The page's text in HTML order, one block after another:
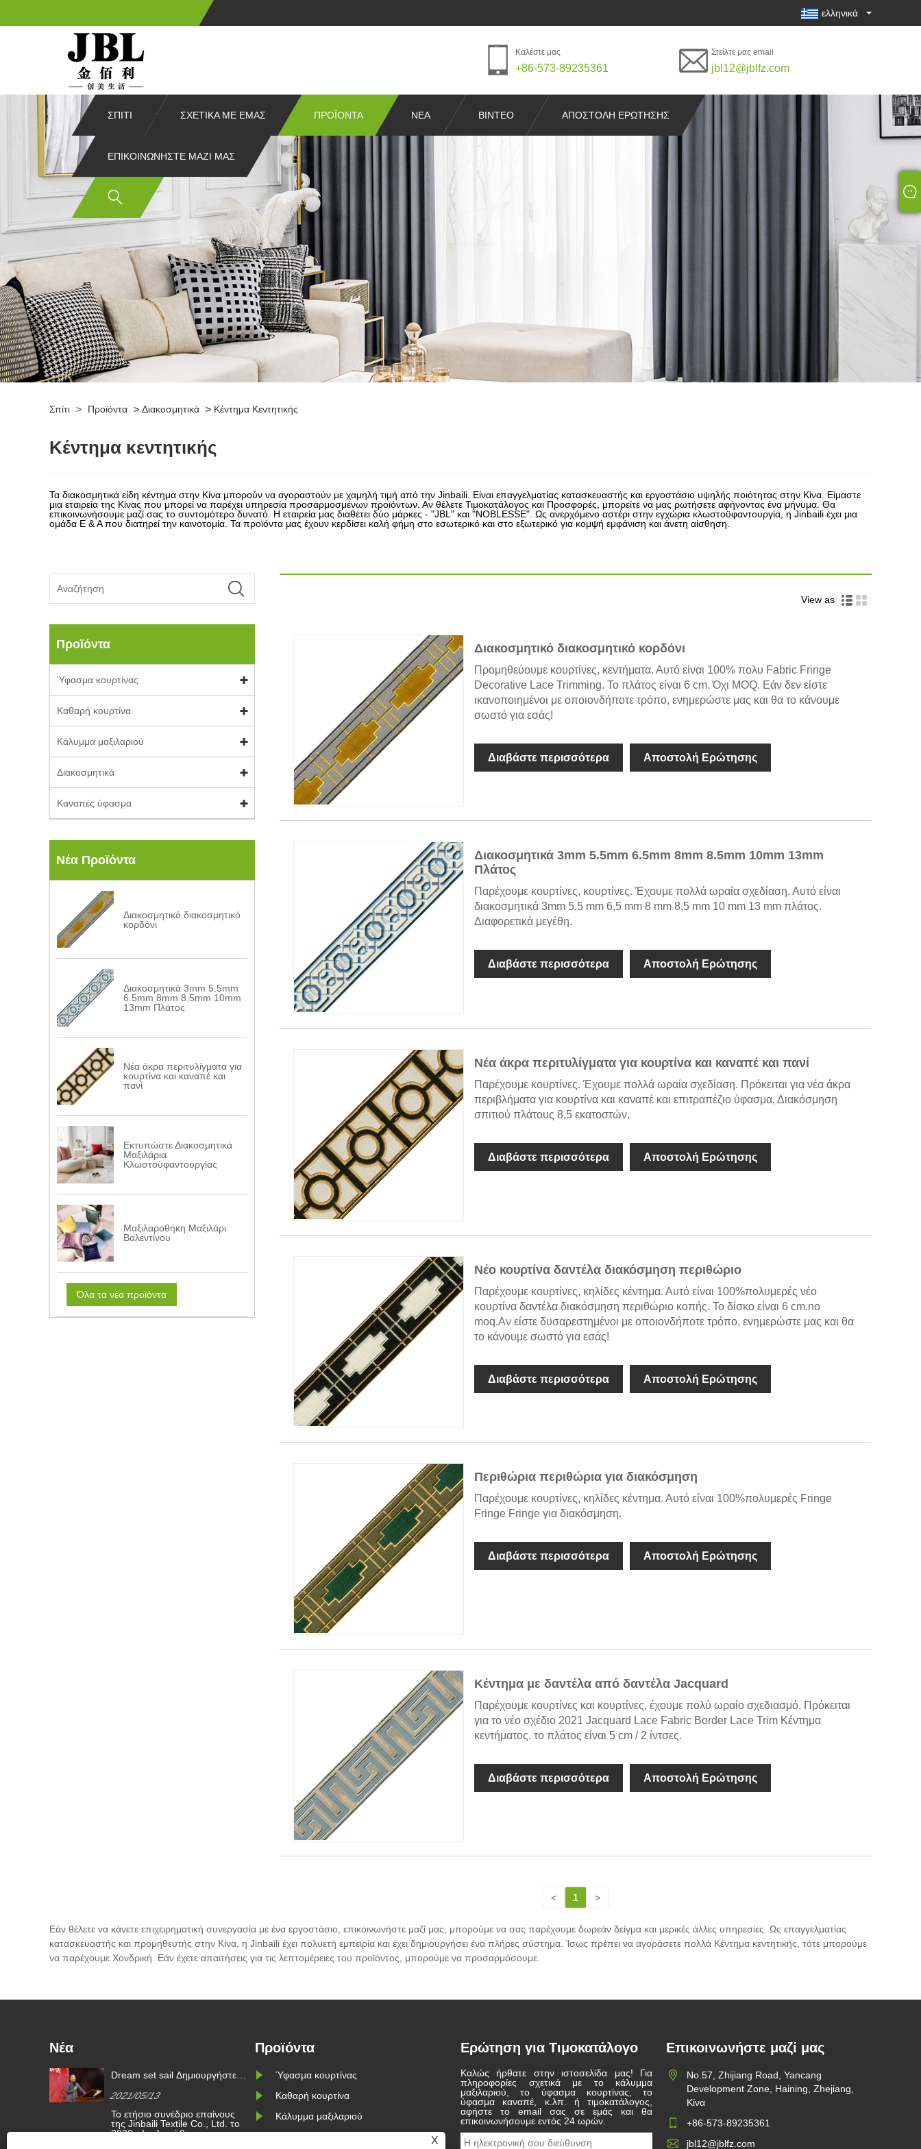
ελληνικά
Καλέστε μας
+86-573-89235361
Στείλτε μας email
jbl12@jblfz.com
ΣΠΊΤΙ ΣΧΕΤΙΚΆ ΜΕ ΕΜΆΣ ΠΡΟΪΌΝΤΑ ΝΈΑ ΒΊΝΤΕΟ ΑΠΟΣΤΟΛΉ ΕΡΏΤΗΣΗΣ
ΕΠΙΚΟΙΝΩΝΉΣΤΕ ΜΑΖΊ ΜΑΣ
Σπίτι > Προϊόντα > Διακοσμητικά > Κέντημα Κεντητικής
Κέντημα κεντητικής
Τα διακοσμητικά είδη κέντημα στην Κίνα μπορούν να αγοραστούν με χαμηλή τιμή από την Jinbaili. Είναι επαγγελματίας κατασκευαστής και εργοστάσιο υψηλής ποιότητας στην Κίνα. Είμαστε
μια εταιρεία της Κίνας που μπορεί να παρέχει υπηρεσία προσαρμοσμένων προϊόντων. Αν θέλετε Τιμοκατάλογος και Προσφορές, μπορείτε να μας ρωτήσετε αφήνοντας ένα μήνυμα. Θα
επικοινωνήσουμε μαζί σας το συντομότερο δυνατό. Η εταιρεία μας διαθέτει δύο μάρκες - "JBL" και "NOBLESSE". Ως ανερχόμενο αστέρι στην εγχώρια κλωστοϋφαντουργία, η Jinbaili έχει μια
ομάδα Ε & Α που διατηρεί την καινοτομία. Τα προϊόντα μας έχουν κερδίσει καλή φήμη στο εσωτερικό και στο εξωτερικό για κομψή εμφάνιση και άνετη αίσθηση.
Προϊόντα
Ύφασμα κουρτίνας
Καθαρή κουρτίνα
Κάλυμμα μαξιλαριού
Διακοσμητικά
Καναπές ύφασμα
Νέα Προϊόντα
Διακοσμητικό διακοσμητικό
κορδόνι
Διακοσμητικά 3mm 5.5mm
6.5mm 8mm 8.5mm 10mm
13mm Πλάτος
Νέα άκρα περιτυλίγματα για
κουρτίνα και καναπέ και
πανί
Εκτυπώστε Διακοσμητικά
Μαξιλάρια
Κλωστοϋφαντουργίας
Μαξιλαροθήκη Μαξιλάρι
Βαλεντίνου
Όλα τα νέα προϊόντα
View as
Διακοσμητικό διακοσμητικό κορδόνι
Προμηθεύουμε κουρτίνες, κεντήματα. Αυτό είναι 100% πολυ Fabric Fringe
Decorative Lace Trimming. Το πλάτος είναι 6 cm. Όχι MOQ. Εάν δεν είστε
ικανοποιημένοι με οποιονδήποτε τρόπο, ενημερώστε μας και θα το κάνουμε
σωστό για εσάς!
Διαβάστε περισσότερα Αποστολή Ερώτησης
Διακοσμητικά 3mm 5.5mm 6.5mm 8mm 8.5mm 10mm 13mm
Πλάτος
Παρέχουμε κουρτίνες, κουρτίνες. Έχουμε πολλά ωραία σχεδίαση. Αυτό είναι
διακοσμητικά 3mm 5,5 mm 6,5 mm 8 mm 8,5 mm 10 mm 13 mm πλάτος.
Διαφορετικά μεγέθη.
Διαβάστε περισσότερα Αποστολή Ερώτησης
Νέα άκρα περιτυλίγματα για κουρτίνα και καναπέ και πανί
Παρέχουμε κουρτίνες. Έχουμε πολλά ωραία σχεδίαση. Πρόκειται για νέα άκρα
περιβλήματα για κουρτίνα και καναπέ και επιτραπέζιο ύφασμα, Διακόσμηση
σπιτιού πλάτους 8,5 εκατοστών.
Διαβάστε περισσότερα Αποστολή Ερώτησης
Νέο κουρτίνα δαντέλα διακόσμηση περιθώριο
Παρέχουμε κουρτίνες, κηλίδες κέντημα. Αυτό είναι 100%πολυμερές νέο
κουρτίνα δαντέλα διακόσμηση περιθώριο κοπής. Το δίσκο είναι 6 cm.no
moq.Αν είστε δυσαρεστημένοι με οποιονδήποτε τρόπο, ενημερώστε μας και θα
το κάνουμε σωστό για εσάς!
Διαβάστε περισσότερα Αποστολή Ερώτησης
Περιθώρια περιθώρια για διακόσμηση
Παρέχουμε κουρτίνες, κηλίδες κέντημα. Αυτό είναι 100%πολυμερές Fringe
Fringe Fringe για διακόσμηση.
Διαβάστε περισσότερα Αποστολή Ερώτησης
Κέντημα με δαντέλα από δαντέλα Jacquard
Παρέχουμε κουρτίνες και κουρτίνες, έχουμε πολύ ωραίο σχεδιασμό. Πρόκειται
για το νέο σχέδιο 2021 Jacquard Lace Fabric Border Lace Trim Κέντημα
κεντήματος. το πλάτος είναι 5 cm / 2 ίντσες.
Διαβάστε περισσότερα Αποστολή Ερώτησης
< 1 >
Εάν θέλετε να κάνετε επιχειρηματική συνεργασία με ένα εργοστάσιο, επικοινωνήστε μαζί μας, μπορούμε να σας παρέχουμε δωρεάν δείγμα και μερικές άλλες υπηρεσίες. Ως επαγγελματίας
κατασκευαστής και προμηθευτής στην Κίνα, η Jinbaili έχει πολυετή εμπειρία και έχει δημιουργήσει ένα πλήρες σύστημα. Ίσως πρέπει να αγοράσετε πολλά Κέντημα κεντητικής, τότε μπορούμε
να παρέχουμε Χονδρική. Εάν έχετε απαιτήσεις για τις λεπτομέρειες του προϊόντος, μπορούμε να προσαρμόσουμε.
X
Νέα
Dream set sail Δημιουργήστε
clark αναγνώριση βραβεία 2020
2021/05/13
Το ετήσιο συνέδριο επαίνους
της Jinbaili Textile Co., Ltd. το
2020 ολοκληρώθηκε με
Το μέλλον των
προϊόντων εσωτερικού χώρου
καθορίζεται από το ύφασμα
κουρτινών υψηλής απόδοσης;
2026/06/01
Το τοπίο των
κλωστοϋφαντουργικών
εσωτερικών χώρων υφίσταται
μια σημαντική μεταμόρφωση,
Dream set sail Δημιουργήστε
ένα καλύτερο μέλλον | kimberly-
clark αναγνώριση βραβεία 2020
2021/05/13
Το ετήσιο συνέδριο επαίνους
της Jinbaili Textile Co., Ltd. το
2020 ολοκληρώθηκε με
επιτυχία. Η οικογένεια του
Προϊόντα
Ύφασμα κουρτίνας
Καθαρή κουρτίνα
Κάλυμμα μαξιλαριού
Ερώτηση για Τιμοκατάλογο
Καλώς ήρθατε στην ιστοσελίδα μας! Για
πληροφορίες σχετικά με το κάλυμμα
μαξιλαριού, το ύφασμα κουρτίνας, το
ύφασμα καναπέ, κ.λπ. ή τιμοκατάλογος,
αφήστε το email σας σε εμάς και θα
επικοινωνήσουμε εντός 24 ωρών.
Επικοινωνήστε μαζί μας
Νο.57, Zhijiang Road, Yancang
Development Zone, Haining, Zhejiang,
Κίνα
+86-573-89235361
jbl12@jblfz.com